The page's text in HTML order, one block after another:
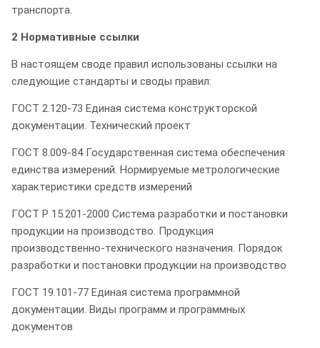
транспорта.
2 Нормативные ссылки
В настоящем своде правил использованы ссылки на
следующие стандарты и своды правил:
ГОСТ 2.120-73 Единая система конструкторской
документации. Технический проект
ГОСТ 8.009-84 Государственная система обеспечения
единства измерений. Нормируемые метрологические
характеристики средств измерений
ГОСТ Р 15.201-2000 Система разработки и постановки
продукции на производство. Продукция
производственно-технического назначения. Порядок
разработки и постановки продукции на производство
ГОСТ 19.101-77 Единая система программной
документации. Виды программ и программных
документов